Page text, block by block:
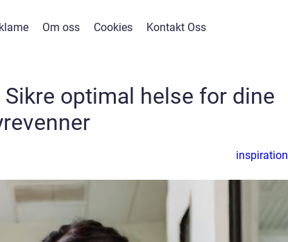
Om oss Cookies Kontakt Oss
optimal helse for dine
inspiration